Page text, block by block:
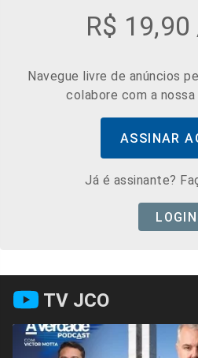
R$
Navegue livre de anúncios
colabore com a nossa
ASSINAR
Já é assinante?
LOGIN
TV JCO